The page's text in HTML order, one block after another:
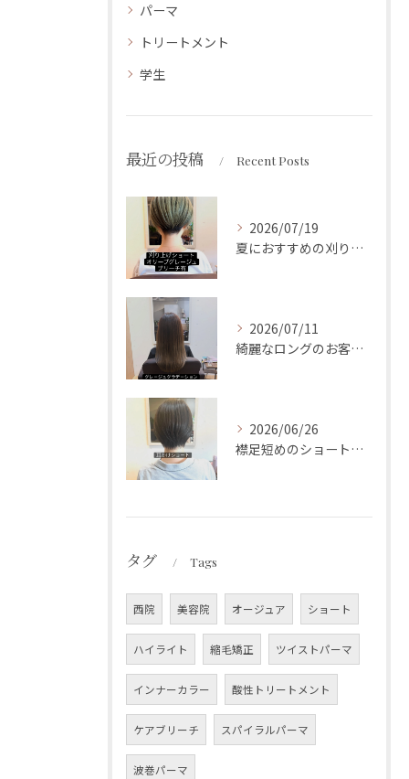
パーマ
トリートメント
学生
最近の投稿 Recent Posts
2026/07/19
夏におすすめの刈り上げショートスタイルです✨
2026/07/11
綺麗なロングのお客様です✨
2026/06/26
襟足短めのショートスタイルです✨
タグ Tags
西院 美容院 オージュア ショート
ハイライト 縮毛矯正 ツイストパーマ
インナーカラー 酸性トリートメント
ケアブリーチ スパイラルパーマ
波巻パーマ